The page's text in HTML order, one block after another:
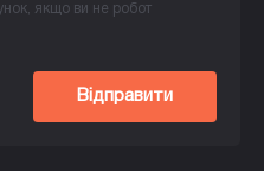
якщо ви не робот
Відправити